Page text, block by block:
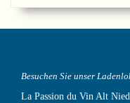
Besuchen Sie unser
La Passion du Vin Alt